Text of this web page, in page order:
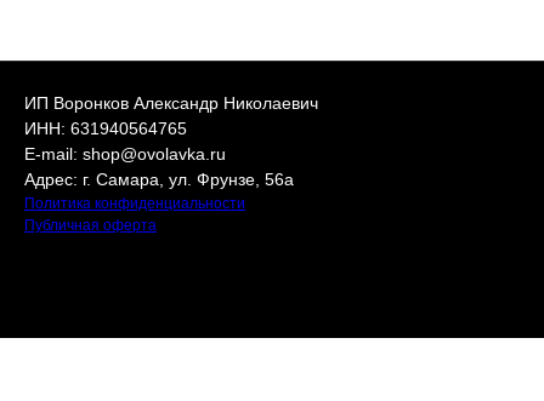
ИП Воронков Александр Николаевич
ИНН: 631940564765
E-mail: shop@ovolavka.ru
Адрес: г. Самара, ул. Фрунзе, 56а
Политика конфиденциальности
Публичная оферта